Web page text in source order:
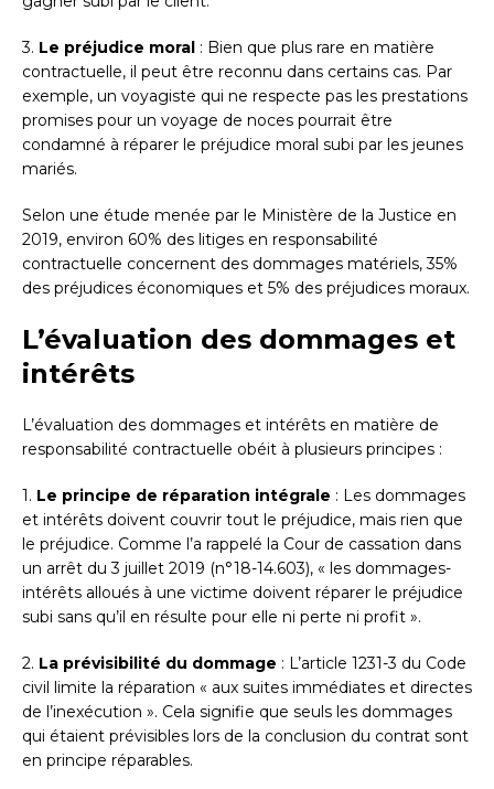
3. Le préjudice moral : Bien que plus rare en matière
contractuelle, il peut être reconnu dans certains cas. Par
exemple, un voyagiste qui ne respecte pas les prestations
promises pour un voyage de noces pourrait être
condamné à réparer le préjudice moral subi par les jeunes
mariés.
Selon une étude menée par le Ministère de la Justice en
2019, environ 60% des litiges en responsabilité
contractuelle concernent des dommages matériels, 35%
des préjudices économiques et 5% des préjudices moraux.
L’évaluation des dommages et
intérêts
L’évaluation des dommages et intérêts en matière de
responsabilité contractuelle obéit à plusieurs principes :
1. Le principe de réparation intégrale : Les dommages
et intérêts doivent couvrir tout le préjudice, mais rien que
le préjudice. Comme l’a rappelé la Cour de cassation dans
un arrêt du 3 juillet 2019 (n°18-14.603), « les dommages-
intérêts alloués à une victime doivent réparer le préjudice
subi sans qu’il en résulte pour elle ni perte ni profit ».
2. La prévisibilité du dommage : L’article 1231-3 du Code
civil limite la réparation « aux suites immédiates et directes
de l’inexécution ». Cela signifie que seuls les dommages
qui étaient prévisibles lors de la conclusion du contrat sont
en principe réparables.